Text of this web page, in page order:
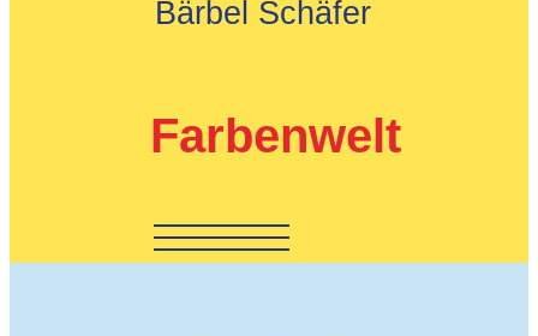
Bärbel Schäfer
Farbenwelt